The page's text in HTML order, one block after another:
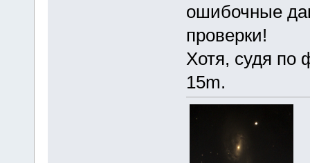
ошибочные
проверки!
Хотя, судя по
15m.